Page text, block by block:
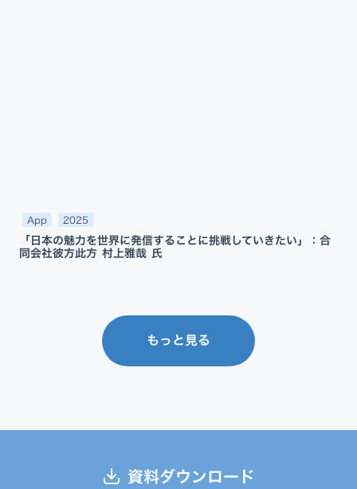
App 2025
「日本の魅力を世界に発信することに挑戦していきたい」：合
同会社彼方此方 村上雅哉 氏
もっと見る
資料ダウンロード